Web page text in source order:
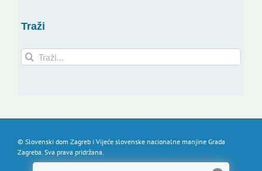
Traži
Traži...
© Slovenski dom Zagreb i Vijeće slovenske nacionalne manjine Grada
Zagreba. Sva prava pridržana.